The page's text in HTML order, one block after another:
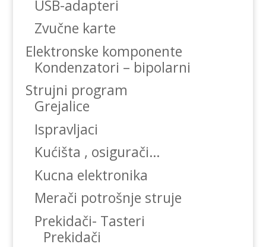
USB-adapteri
Zvučne karte
Elektronske komponente
Kondenzatori – bipolarni
Strujni program
Grejalice
Ispravljaci
Kućišta , osigurači…
Kucna elektronika
Merači potrošnje struje
Prekidači- Tasteri
Prekidači